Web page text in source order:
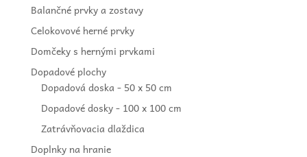
Balančné prvky a zostavy
Celokovové herné prvky
Domčeky s hernými prvkami
Dopadové plochy
Dopadová doska - 50 x 50 cm
Dopadové dosky - 100 x 100 cm
Zatrávňovacia dlaždica
Doplnky na hranie